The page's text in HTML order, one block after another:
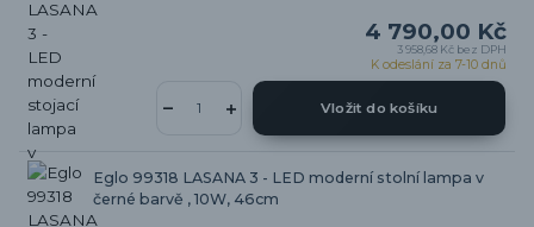
4 790,00 Kč
3 958,68 Kč bez DPH
K odeslání za 7-10 dnů
Vložit do košíku
Eglo 99318 LASANA 3 - LED moderní stolní lampa v
černé barvě , 10W, 46cm